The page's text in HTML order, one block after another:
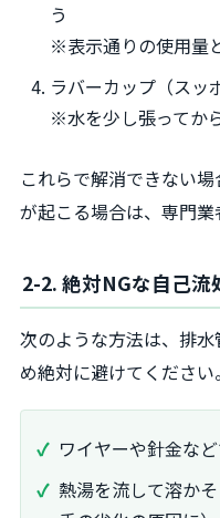
う
※表示通りの使用量
ラバーカップ（スッ
※水を少し張ってか
これらで解消できない
が起こる場合は、専門業
2-2. 絶対NGな自己流
次のような方法は、排
め絶対に避けてください。
ワイヤーや針金な
熱湯を流して溶か